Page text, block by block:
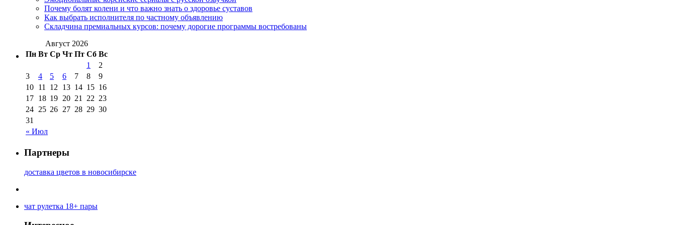
Почему болят колени и что важно знать о здоровье суставов
Как выбрать исполнителя по частному объявлению
Складчина премиальных курсов: почему дорогие программы востребованы
Август 2026
Пн Вт Ср Чт Пт Сб Вс
« Июл
1
2
3
4 5 6 7 8
9
10 11 12 13 14 15 16
17 18 19 20 21 22 23
24 25 26 27 28 29 30
31
Партнеры
доставка цветов в новосибирске
чат рулетка 18+ пары